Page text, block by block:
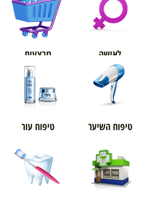
אורטופדיה
לאישה מבצעים
טיפוח השיער טיפוח עור